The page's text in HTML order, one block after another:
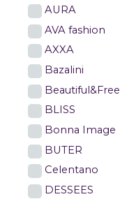
AURA
AVA fashion
AXXA
Bazalini
Beautiful&Free
BLISS
Bonna Image
BUTER
Celentano
DESSEES